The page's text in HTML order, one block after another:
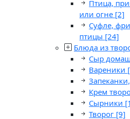
Птица,
или огне [2]
Суфле,
птицы [24]
Блюда из
Сыр
Вареники
Крем
Сырники
Творог [9]